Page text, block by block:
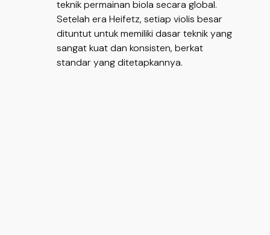
teknik permainan biola secara global.
Setelah era Heifetz, setiap violis besar
dituntut untuk memiliki dasar teknik yang
sangat kuat dan konsisten, berkat
standar yang ditetapkannya.